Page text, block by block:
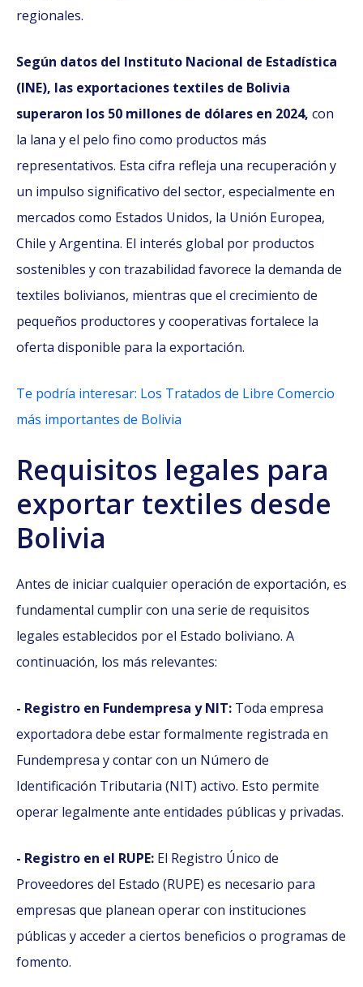
regionales.
Según datos del Instituto Nacional de Estadística
(INE), las exportaciones textiles de Bolivia
superaron los 50 millones de dólares en 2024, con
la lana y el pelo fino como productos más
representativos. Esta cifra refleja una recuperación y
un impulso significativo del sector, especialmente en
mercados como Estados Unidos, la Unión Europea,
Chile y Argentina. El interés global por productos
sostenibles y con trazabilidad favorece la demanda de
textiles bolivianos, mientras que el crecimiento de
pequeños productores y cooperativas fortalece la
oferta disponible para la exportación.
Te podría interesar: Los Tratados de Libre Comercio
más importantes de Bolivia
Requisitos legales para
exportar textiles desde
Bolivia
​Antes de iniciar cualquier operación de exportación, es
fundamental cumplir con una serie de requisitos
legales establecidos por el Estado boliviano. A
continuación, los más relevantes:
- Registro en Fundempresa y NIT: Toda empresa
exportadora debe estar formalmente registrada en
Fundempresa y contar con un Número de
Identificación Tributaria (NIT) activo. Esto permite
operar legalmente ante entidades públicas y privadas.
- Registro en el RUPE: El Registro Único de
Proveedores del Estado (RUPE) es necesario para
empresas que planean operar con instituciones
públicas y acceder a ciertos beneficios o programas de
fomento.